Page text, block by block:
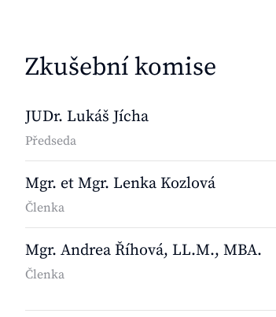
Zkušební komise
JUDr. Lukáš Jícha
Předseda
Mgr. et Mgr. Lenka Kozlová
Členka
Mgr. Andrea Říhová, LL.M., MBA.
Členka